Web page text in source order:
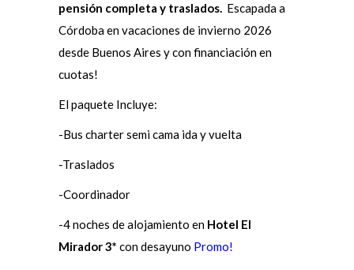
pensión completa y traslados. Escapada a
Córdoba en vacaciones de invierno 2026
desde Buenos Aires y con financiación en
cuotas!
El paquete Incluye:
-Bus charter semi cama ida y vuelta
-Traslados
-Coordinador
-4 noches de alojamiento en Hotel El
Mirador 3* con desayuno Promo!